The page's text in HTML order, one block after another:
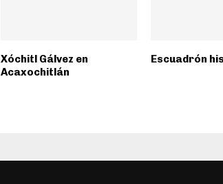
Xóchitl Gálvez en
Acaxochitlán
Escuadrón